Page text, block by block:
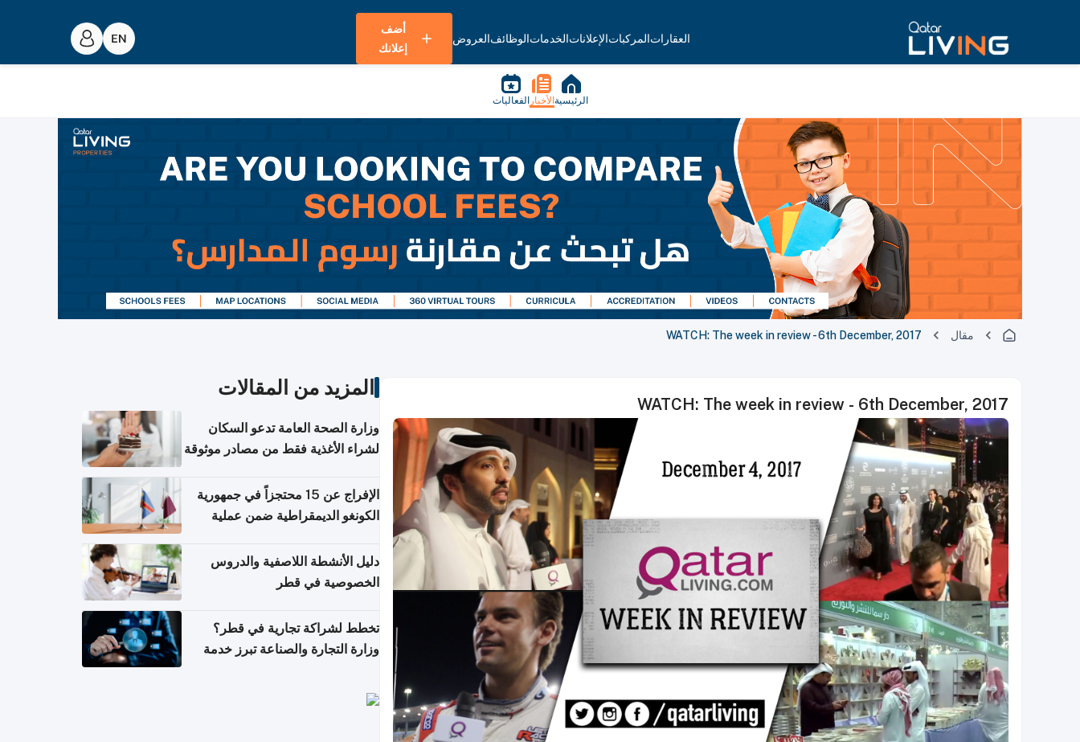
العقاراتالمركباتالإعلاناتالخدماتالوظائفالعروض
أضف
إعلانك
الرئيسية الأخبار الفعاليات
مقال WATCH: The week in review - 6th December, 2017
WATCH: The week in review - 6th December, 2017
المزيد من المقالات
وزارة الصحة العامة تدعو السكان
لشراء الأغذية فقط من مصادر موثوقة
الإفراج عن 15 محتجزاً في جمهورية
الكونغو الديمقراطية ضمن عملية
دليل الأنشطة اللاصفية والدروس
الخصوصية في قطر
تخطط لشراكة تجارية في قطر؟
وزارة التجارة والصناعة تبرز خدمة